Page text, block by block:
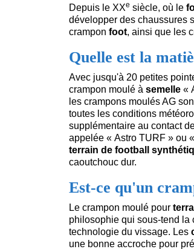
Depuis le XXe siècle, où le
développer des chaussures
crampon foot, ainsi que les
Quelle est la
Avec jusqu'à 20 petites
crampon moulé à semelle «
les crampons moulés AG
toutes les conditions
supplémentaire au contact
appelée « Astro TURF » ou
terrain de football
caoutchouc dur.
Est-ce qu'un
Le crampon moulé pour
philosophie qui sous-tend la
technologie du vissage. Les
une bonne accroche pour